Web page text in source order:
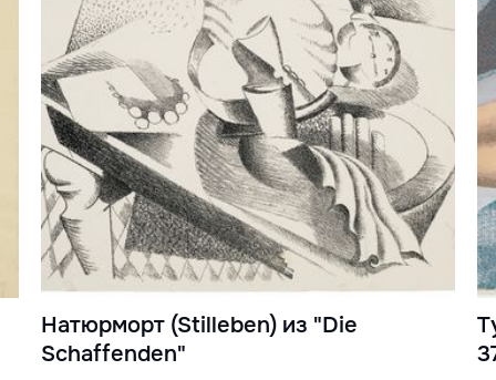
Натюрморт (Stilleben) из "Die
Schaffenden"